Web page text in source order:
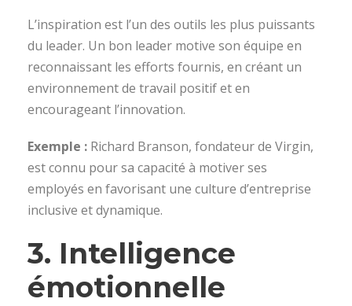
L’inspiration est l’un des outils les plus puissants
du leader. Un bon leader motive son équipe en
reconnaissant les efforts fournis, en créant un
environnement de travail positif et en
encourageant l’innovation.
Exemple : Richard Branson, fondateur de Virgin,
est connu pour sa capacité à motiver ses
employés en favorisant une culture d’entreprise
inclusive et dynamique.
3. Intelligence
émotionnelle